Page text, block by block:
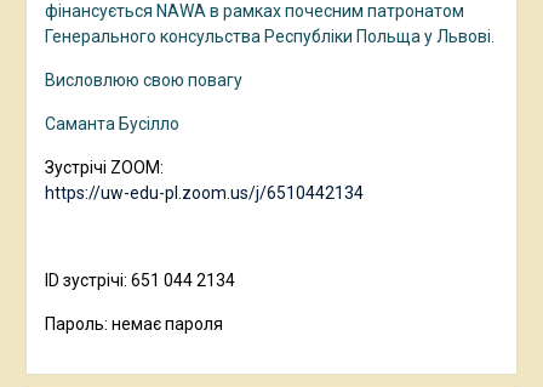
фінансується NAWA в рамках почесним патронатом
Генерального консульства Республіки Польща у Львові.
Висловлюю свою повагу
Саманта Бусілло
Зустрічі ZOOM:
https://uw-edu-pl.zoom.us/j/6510442134
ID зустрічі: 651 044 2134
Пароль: немає пароля